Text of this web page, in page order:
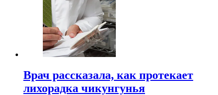
Врач рассказала, как протекает
лихорадка чикунгунья